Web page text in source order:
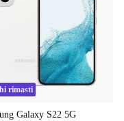
rimasti
Galaxy S22 5G